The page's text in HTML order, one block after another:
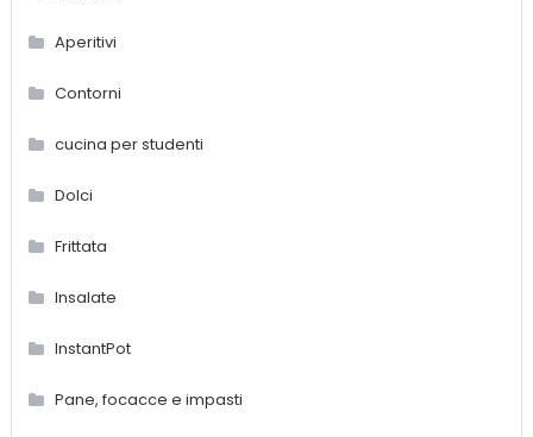
Aperitivi
Contorni
cucina per studenti
Dolci
Frittata
Insalate
InstantPot
Pane, focacce e impasti